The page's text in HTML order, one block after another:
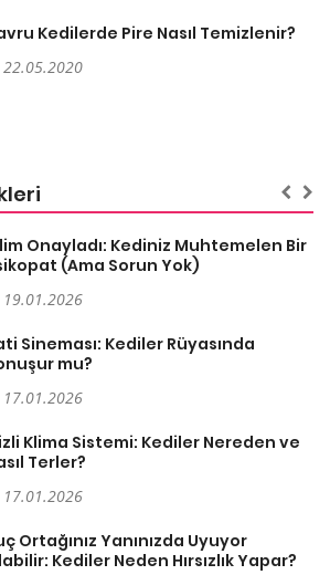
Kedilerde Pire Nasıl Temizlenir?
22.05.2020
Onayladı: Kediniz Muhtemelen Bir
(Ama Sorun Yok)
19.01.2026
Sineması: Kediler Rüyasında
mu?
17.01.2026
Klima Sistemi: Kediler Nereden ve
Terler?
17.01.2026
Ortağınız Yanınızda Uyuyor
Kediler Neden Hırsızlık Yapar?